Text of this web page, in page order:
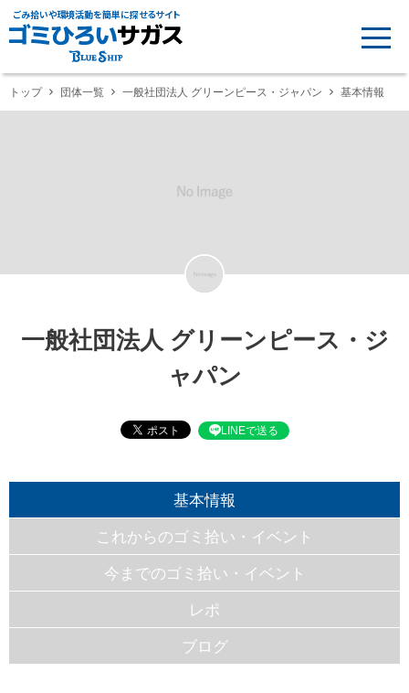
ごみ拾いや環境活動を簡単に探せるサイト
トップ 団体一覧 一般社団法人 グリーンピース・ジャパン 基本情報
一般社団法人 グリーンピース・ジ
ャパン
LINEで送る
基本情報
これからのゴミ拾い・イベント
今までのゴミ拾い・イベント
レポ
ブログ